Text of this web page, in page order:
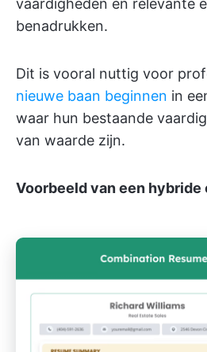
vaardigheden en relevante
benadrukken.
Dit is vooral nuttig voor
nieuwe baan beginnen in
waar hun bestaande
van waarde zijn.
Voorbeeld van een hybride